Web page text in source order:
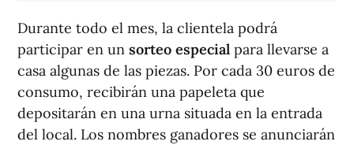
Durante todo el mes, la clientela podrá
participar en un sorteo especial para llevarse a
casa algunas de las piezas. Por cada 30 euros de
consumo, recibirán una papeleta que
depositarán en una urna situada en la entrada
del local. Los nombres ganadores se anunciarán